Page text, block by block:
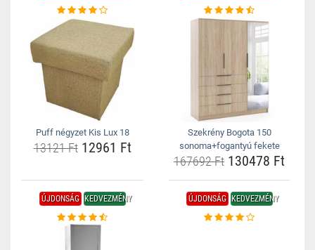
Puff négyzet Kis Lux 18
13121 Ft12961 Ft
Szekrény Bogota 150
sonoma+fogantyú fekete
167692 Ft 130478 Ft
ÚJDONSÁG KEDVEZMÉNY ÚJDONSÁG KEDVEZMÉNY